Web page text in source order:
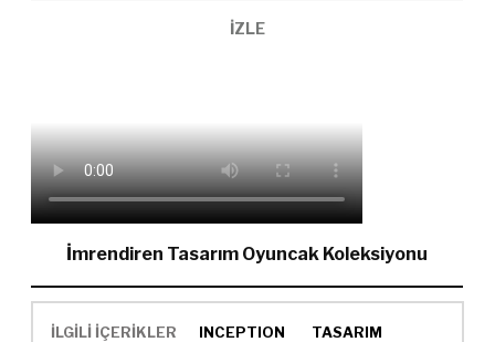
İZLE
İmrendiren Tasarım Oyuncak Koleksiyonu
İLGİLİ İÇERİKLER INCEPTION TASARIM